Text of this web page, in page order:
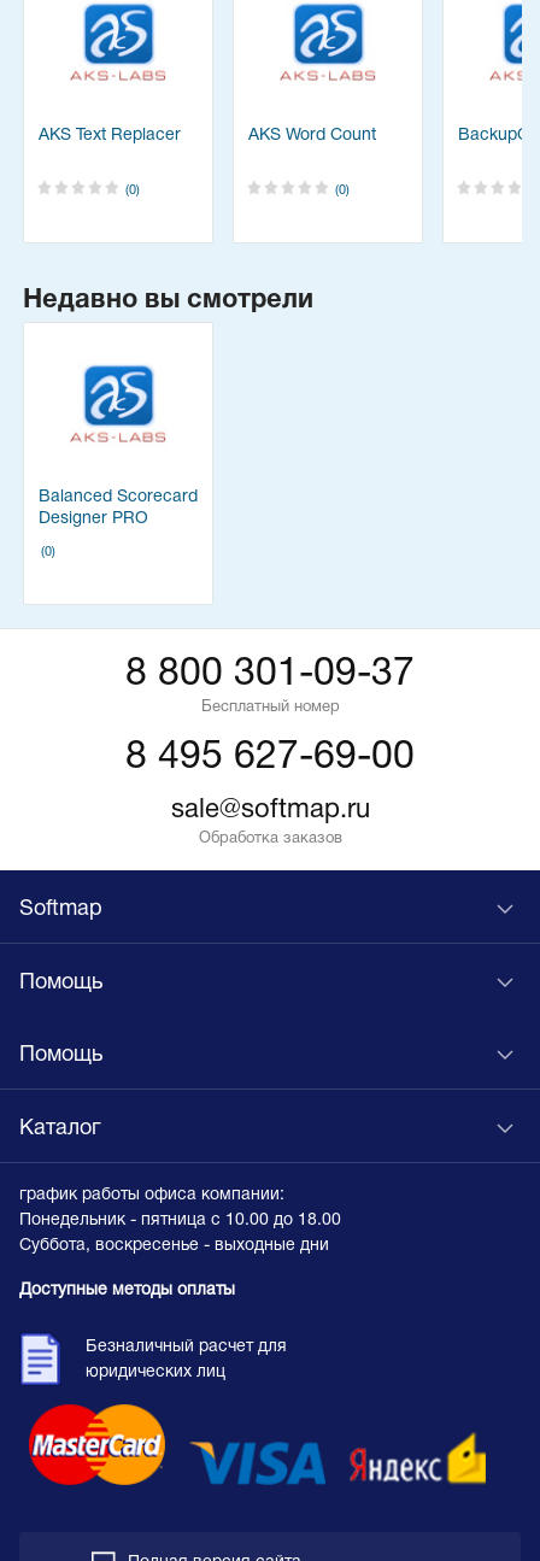
AKS Text Replacer
(0)
AKS Word Count
(0)
Недавно вы смотрели
Balanced Scorecard
Designer PRO
(0)
8 800 301-09-37
Бесплатный номер
8 495 627-69-00
sale@softmap.ru
Обработка заказов
Softmap
Помощь
Помощь
Каталог
график работы офиса компании:
Понедельник - пятница с 10.00 до 18.00
Суббота, воскресенье - выходные дни
Доступные методы оплаты
Безналичный расчет для
юридических лиц